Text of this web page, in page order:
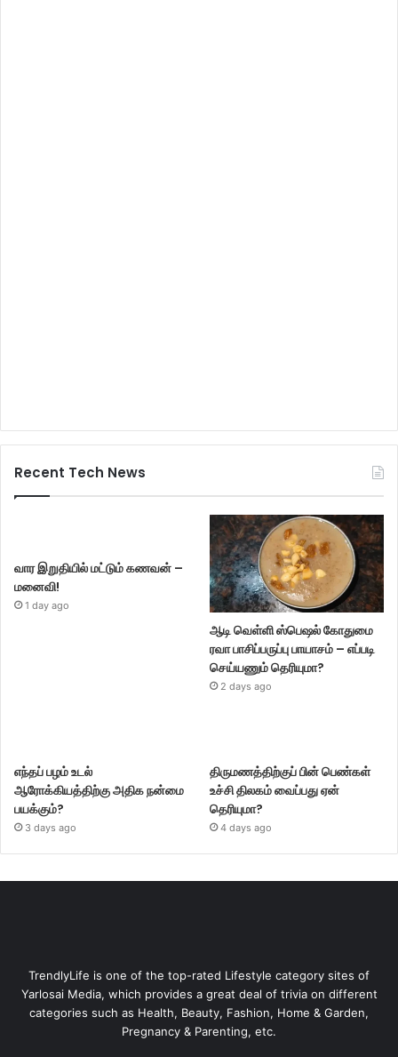
Recent Tech News
வார இறுதியில் மட்டும் கணவன் –
மனைவி!
1 day ago
ஆடி வெள்ளி ஸ்பெஷல் கோதுமை
ரவா பாசிப்பருப்பு பாயாசம் – எப்படி
செய்யணும் தெரியுமா?
2 days ago
எந்தப் பழம் உடல்
ஆரோக்கியத்திற்கு அதிக நன்மை
பயக்கும்?
3 days ago
திருமணத்திற்குப் பின் பெண்கள்
உச்சி திலகம் வைப்பது ஏன்
தெரியுமா?
4 days ago
TrendlyLife is one of the top-rated Lifestyle category sites of
Yarlosai Media, which provides a great deal of trivia on different
categories such as Health, Beauty, Fashion, Home & Garden,
Pregnancy & Parenting, etc.